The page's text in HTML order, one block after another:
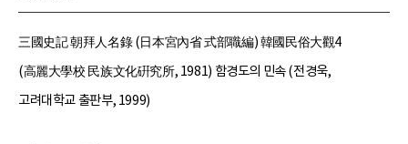
三國史記 朝拜人名錄 (日本宮內省 式部職編) 韓國民俗大觀4
(高麗大學校 民族文化硏究所, 1981) 함경도의 민속 (전경욱,
고려대학교 출판부, 1999)